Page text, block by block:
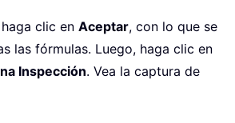
clic en Aceptar, con lo que se
las fórmulas. Luego, haga clic en
Inspección. Vea la captura de